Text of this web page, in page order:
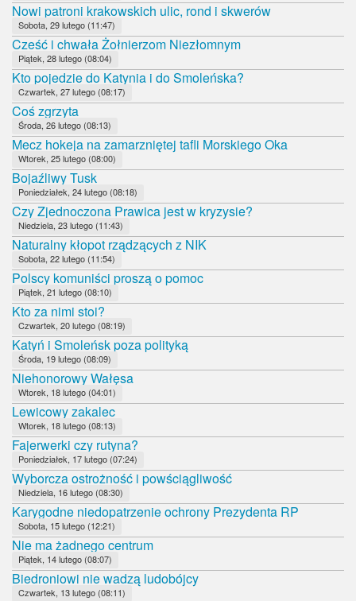
Nowi patroni krakowskich ulic, rond i skwerów
Sobota, 29 lutego (11:47)
Cześć i chwała Żołnierzom Niezłomnym
Piątek, 28 lutego (08:04)
Kto pojedzie do Katynia i do Smoleńska?
Czwartek, 27 lutego (08:17)
Coś zgrzyta
Środa, 26 lutego (08:13)
Mecz hokeja na zamarzniętej tafli Morskiego Oka
Wtorek, 25 lutego (08:00)
Bojaźliwy Tusk
Poniedziałek, 24 lutego (08:18)
Czy Zjednoczona Prawica jest w kryzysie?
Niedziela, 23 lutego (11:43)
Naturalny kłopot rządzących z NIK
Sobota, 22 lutego (11:54)
Polscy komuniści proszą o pomoc
Piątek, 21 lutego (08:10)
Kto za nimi stoi?
Czwartek, 20 lutego (08:19)
Katyń i Smoleńsk poza polityką
Środa, 19 lutego (08:09)
Niehonorowy Wałęsa
Wtorek, 18 lutego (04:01)
Lewicowy zakalec
Wtorek, 18 lutego (08:13)
Fajerwerki czy rutyna?
Poniedziałek, 17 lutego (07:24)
Wyborcza ostrożność i powściągliwość
Niedziela, 16 lutego (08:30)
Karygodne niedopatrzenie ochrony Prezydenta RP
Sobota, 15 lutego (12:21)
Nie ma żadnego centrum
Piątek, 14 lutego (08:07)
Biedroniowi nie wadzą ludobójcy
Czwartek, 13 lutego (08:11)